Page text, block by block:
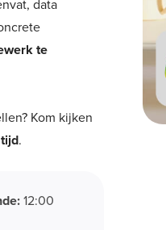
data
te
Kom kijken
.
12:00